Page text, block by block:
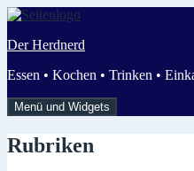
Zum
springen
Der Herdnerd
Essen • Kochen • Trinken •
Menü und Widgets
Rubriken